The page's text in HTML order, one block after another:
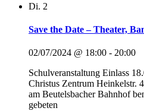
Di. 2
Save the Date – Theater,
02/07/2024 @ 18:00 - 20:00
Schulveranstaltung Einlass
Christus Zentrum Heinkelstr.
am Beutelsbacher Bahnhof
gebeten